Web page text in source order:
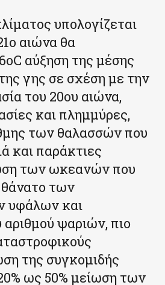
υπολογίζεται
αιώνα θα
αύξηση της μέσης
γης σε σχέση με την
του 20ου αιώνα,
και πλημμύρες,
των θαλασσών που
και παράκτιες
των ωκεανών που
των
υφάλων και
ψαριών, πιο
της συγκομιδής
ως 50% μείωση των